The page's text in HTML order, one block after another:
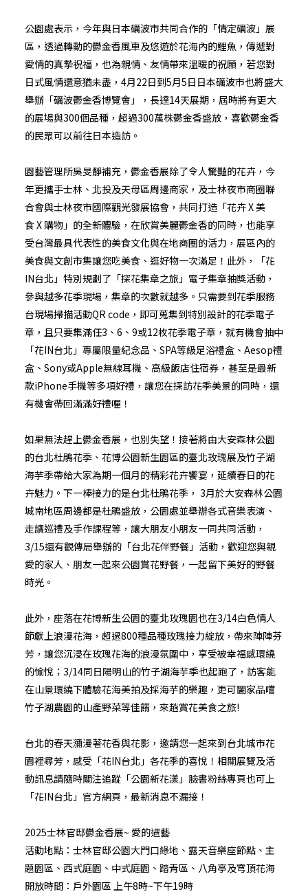
公園處表示，今年與日本礪波市共同合作的「情定礪波」展
區，透過轉動的鬱金香風車及悠遊於花海內的鯉魚，傳遞對
愛情的真摯祝福，也為親情、友情帶來溫暖的祝願，若您對
日式風情還意猶未盡，4月22日到5月5日日本礪波市也將盛大
舉辦「礪波鬱金香博覽會」，長達14天展期，屆時將有更大
的展場與300個品種，超過300萬株鬱金香盛放，喜歡鬱金香
的民眾可以前往日本造訪。
園藝管理所吳旻靜補充，鬱金香展除了令人驚豔的花卉，今
年更攜手士林、北投及天母區周邊商家，及士林夜市商圈聯
合會與士林夜市國際觀光發展協會，共同打造「花卉 X 美
食 X 購物」的全新體驗，在欣賞美麗鬱金香的同時，也能享
受台灣最具代表性的美食文化與在地商圈的活力，展區內的
美食與文創市集讓您吃美食、逛好物一次滿足！此外，「花
IN台北」特別規劃了「探花集章之旅」電子集章抽獎活動，
參與越多花季現場，集章的次數就越多。只需要到花季服務
台現場掃描活動QR code，即可蒐集到特別設計的花季電子
章，且只要集滿任3、6、9或12枚花季電子章，就有機會抽中
「花IN台北」專屬限量紀念品、SPA等級足浴禮盒、Aesop禮
盒、Sony或Apple無線耳機、高級飯店住宿券，甚至是最新
款iPhone手機等多項好禮，讓您在探訪花季美景的同時，還
有機會帶回滿滿好禮喔！
如果無法趕上鬱金香展，也別失望！接著將由大安森林公園
的台北杜鵑花季、花博公園新生園區的臺北玫瑰展及竹子湖
海芋季帶給大家為期一個月的精彩花卉饗宴，延續春日的花
卉魅力。下一棒接力的是台北杜鵑花季， 3月於大安森林公園
城南地區周邊都是杜鵑盛放，公園處並舉辦各式音樂表演、
走讀巡禮及手作課程等，讓大朋友小朋友一同共同活動，
3/15還有觀傳局舉辦的「台北花伴野餐」活動，歡迎您與親
愛的家人、朋友一起來公園賞花野餐，一起留下美好的野餐
時光。
此外，座落在花博新生公園的臺北玫瑰園也在3/14白色情人
節獻上浪漫花海，超過800種品種玫瑰接力綻放，帶來陣陣芬
芳，讓您沉浸在玫瑰花海的浪漫氛圍中，享受被幸福感環繞
的愉悅；3/14同日陽明山的竹子湖海芋季也起跑了，訪客能
在山景環繞下體驗花海美拍及採海芋的樂趣，更可闔家品嚐
竹子湖農園的山產野菜等佳餚，來趟賞花美食之旅!
台北的春天瀰漫著花香與花影，邀請您一起來到台北城市花
園裡尋芳，感受「花IN台北」各花季的喜悅！相關展覽及活
動訊息請隨時關注追蹤「公園新花漾」臉書粉絲專頁也可上
「花IN台北」官方網頁 ，最新消息不漏接！
2025士林官邸鬱金香展~ 愛的遇藝
活動地點：士林官邸公園大門口綠地、露天音樂座節點、主
題園區、西式庭園、中式庭園、踏青區、八角亭及穹頂花海
開放時間：戶外園區 上午8時~下午19時